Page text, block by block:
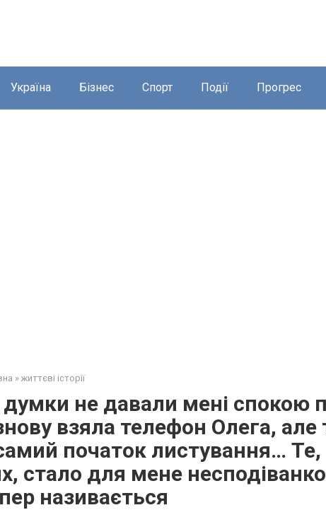
Україна Бізнес Спорт Події Прогрес
» життєві історії
думки не давали мені спокою
взяла телефон Олега, але
початок листування…
стало для мене
називається